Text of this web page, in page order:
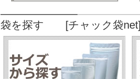
袋を探す [チャック袋net]